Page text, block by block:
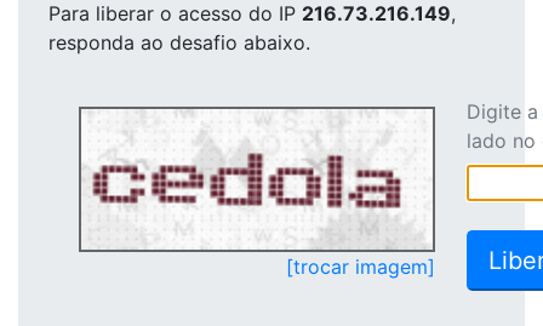
Para liberar o acesso do IP 216.73.216.149,
responda ao desafio abaixo.
[trocar imagem]
Digite
lado no